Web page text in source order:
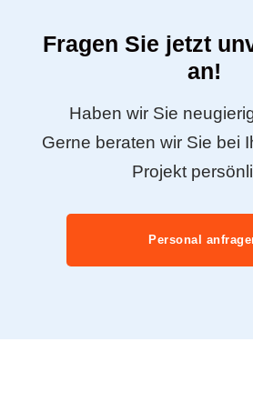
Fragen Sie jetzt
an!
Haben wir Sie
Gerne beraten wir Sie bei
Projekt
Personal